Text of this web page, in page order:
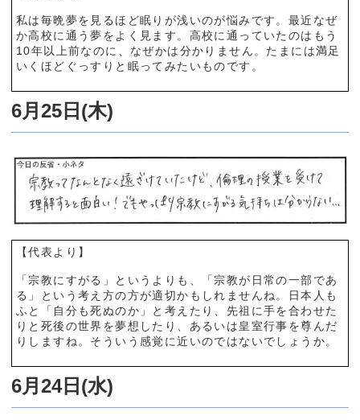
私は毎晩夢を見るほど眠りが浅いのが悩みです。最近なぜ
か高校に通う夢をよく見ます。高校に通っていたのはもう
10年以上前なのに、なぜかは分かりません。たまには満足
いくほどぐっすりと眠ってみたいものです。
6月25日(木)
【代表より】
「宗教にすがる」というよりも、「宗教が日常の一部であ
る」という考え方の方が適切かもしれませんね。日本人も
ふと「自分も死ぬのか」と考えたり、先祖に手を合わせた
りと死後の世界を夢想したり、あるいは皇室行事を尊んだ
りしますね。そういう感覚に近いのではないでしょうか。
6月24日(水)